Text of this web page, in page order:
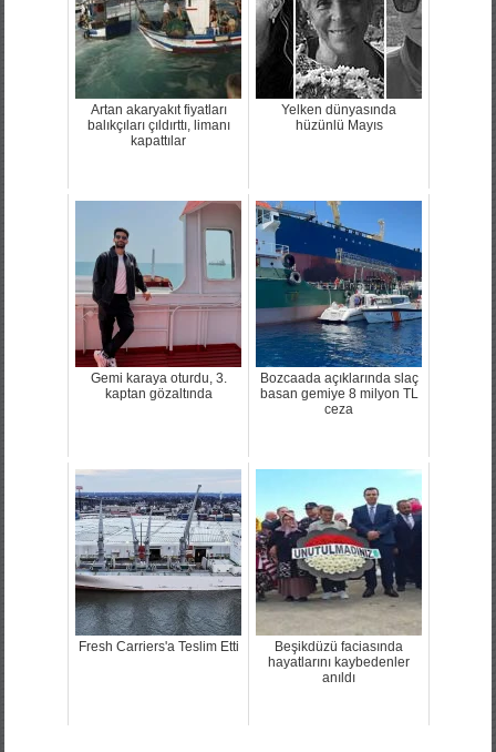
Artan akaryakıt fiyatları
balıkçıları çıldırttı, limanı
kapattılar
Yelken dünyasında
hüzünlü Mayıs
Gemi karaya oturdu, 3.
kaptan gözaltında
Bozcaada açıklarında slaç
basan gemiye 8 milyon TL
ceza
Fresh Carriers'a Teslim Etti
Beşikdüzü faciasında
hayatlarını kaybedenler
anıldı